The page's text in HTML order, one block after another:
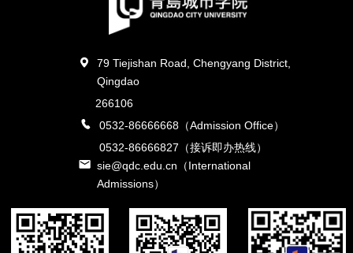
79 Tiejishan Road, Chengyang District,
Qingdao
266106
0532-86666668（Admission Office）
0532-86666827（接诉即办热线）
sie@qdc.edu.cn（International
Admissions）